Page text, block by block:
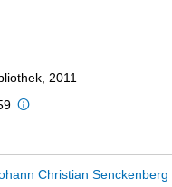
2011
Christian